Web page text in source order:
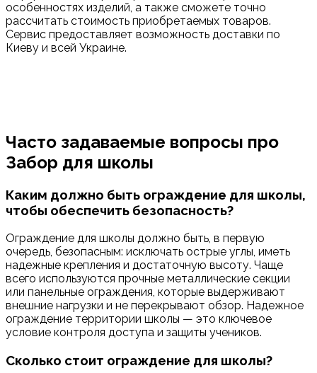
особенностях изделий, а также сможете точно
рассчитать стоимость приобретаемых товаров.
Сервис предоставляет возможность доставки по
Киеву и всей Украине.
Часто задаваемые вопросы про
Забор для школы
Каким должно быть ограждение для школы,
чтобы обеспечить безопасность?
Ограждение для школы должно быть, в первую
очередь, безопасным: исключать острые углы, иметь
надежные крепления и достаточную высоту. Чаще
всего используются прочные металлические секции
или панельные ограждения, которые выдерживают
внешние нагрузки и не перекрывают обзор. Надежное
ограждение территории школы — это ключевое
условие контроля доступа и защиты учеников.
Сколько стоит ограждение для школы?